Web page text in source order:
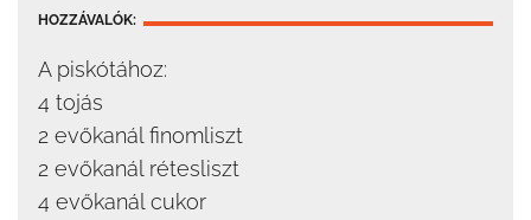
HOZZÁVALÓK:
A piskótához:
4 tojás
2 evőkanál finomliszt
2 evőkanál rétesliszt
4 evőkanál cukor